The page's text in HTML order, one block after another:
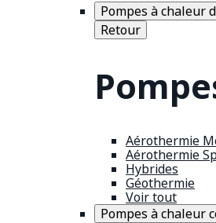
Pompes à chaleur
Retour
Aérothermie
Aérothermie
Hybrides
Géothermie
Voir tout
Pompes à chaleur